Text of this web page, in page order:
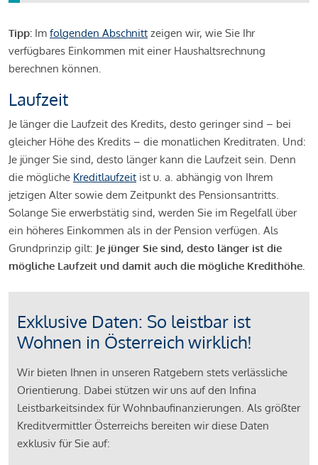
Tipp: Im folgenden Abschnitt zeigen wir, wie Sie Ihr
verfügbares Einkommen mit einer Haushaltsrechnung
berechnen können.
Laufzeit
Je länger die Laufzeit des Kredits, desto geringer sind – bei
gleicher Höhe des Kredits – die monatlichen Kreditraten. Und:
Je jünger Sie sind, desto länger kann die Laufzeit sein. Denn
die mögliche Kreditlaufzeit ist u. a. abhängig von Ihrem
jetzigen Alter sowie dem Zeitpunkt des Pensionsantritts.
Solange Sie erwerbstätig sind, werden Sie im Regelfall über
ein höheres Einkommen als in der Pension verfügen. Als
Grundprinzip gilt: Je jünger Sie sind, desto länger ist die
mögliche Laufzeit und damit auch die mögliche Kredithöhe.
Exklusive Daten: So leistbar ist
Wohnen in Österreich wirklich!
Wir bieten Ihnen in unseren Ratgebern stets verlässliche
Orientierung. Dabei stützen wir uns auf den Infina
Leistbarkeitsindex für Wohnbaufinanzierungen. Als größter
Kreditvermittler Österreichs bereiten wir diese Daten
exklusiv für Sie auf: